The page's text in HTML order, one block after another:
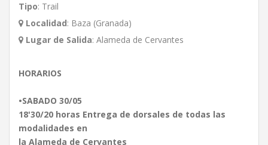
Tipo: Trail
Localidad: Baza (Granada)
Lugar de Salida: Alameda de Cervantes
HORARIOS
•SABADO 30/05
18'30/20 horas Entrega de dorsales de todas las
modalidades en
la Alameda de Cervantes